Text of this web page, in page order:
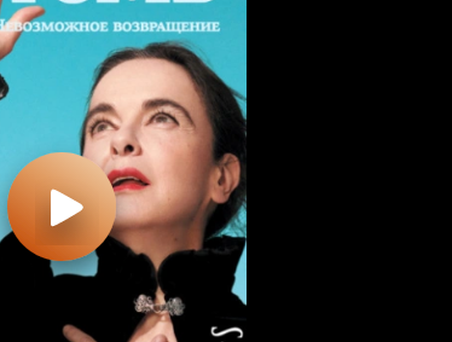
а характерный для
путешествие одновременно